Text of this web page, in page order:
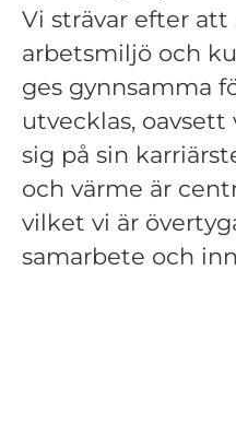
Vi strävar efter att
arbetsmiljö och
ges gynnsamma
utvecklas,
sig på sin
och värme är
vilket vi är
samarbete och